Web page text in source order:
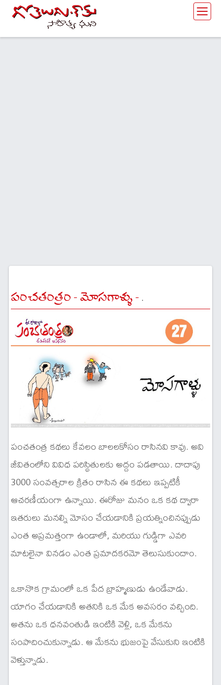
పంచతంత్రం - మోసగాళ్ళు -.
పంచతంత్ర కథలు కేవలం బాలలకోసం రాసినవి కావు. అవి
జీవితంలోని వివిధ పరిస్థితులకు అద్దం పడతాయి. దాదాపు
3000 సంవత్సరాల క్రితం రాసిన ఈ కథలు ఇప్పటికీ
ఆచరణీయంగా ఉన్నాయి. ఈరోజు మనం ఒక కథ ద్వారా
ఇతరులు మనల్ని మోసం చేయడానికి ప్రయత్నించినప్పుడు
ఎంత అప్రమత్తంగా ఉండాలో, మరియు గుడ్డిగా ఎవరి
మాటలైనా వినడం ఎంత ప్రమాదకరమో తెలుసుకుందాం.
ఒకానొక గ్రామంలో ఒక పేద బ్రాహ్మణుడు ఉండేవాడు.
యాగం చేయడానికి అతనికి ఒక మేక అవసరం వచ్చింది.
అతను ఒక ధనవంతుడి ఇంటికి వెళ్లి, ఒక మేకను
సంపాదించుకున్నాడు. ఆ మేకను భుజంపై వేసుకుని ఇంటికి
వెళ్తున్నాడు.